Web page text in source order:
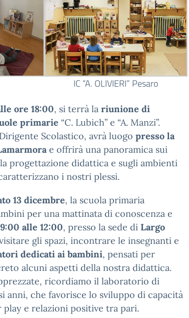
IC “A. OLIVIERI” Pesaro
ore 18:00, si terrà la riunione di
primarie “C. Lubich” e “A. Manzi”.
Scolastico, avrà luogo presso la
e offrirà una panoramica sui
progettazione didattica e sugli ambienti
i nostri plessi.
13 dicembre, la scuola primaria
per una mattinata di conoscenza e
alle 12:00, presso la sede di Largo
gli spazi, incontrare le insegnanti e
dedicati ai bambini, pensati per
alcuni aspetti della nostra didattica.
ricordiamo il laboratorio di
anni, che favorisce lo sviluppo di capacità
e relazioni positive tra pari.